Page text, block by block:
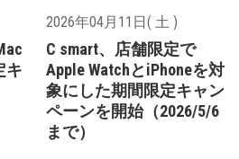
キ
2026年04月11日( 土 )
C smart、店舗限定で
Apple WatchとiPhoneを対
象にした期間限定キャン
ペーンを開始（2026/5/6
まで）